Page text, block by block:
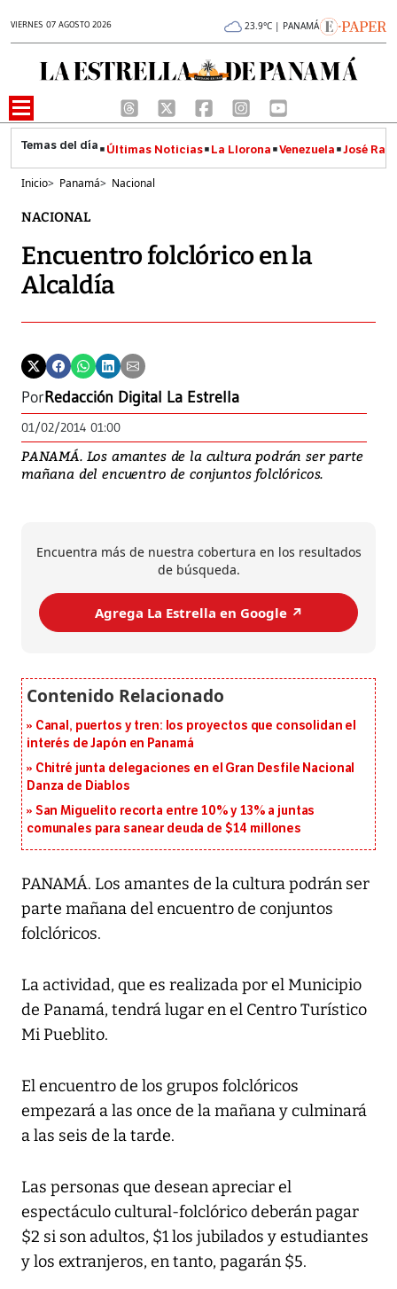
VIERNES 07 AGOSTO 2026 23.9°C | PANAMÁ
Últimas Noticias La Llorona Venezuela José
Inicio> Panamá> Nacional
NACIONAL
Encuentro folclórico en la
Alcaldía
PorRedacción Digital La Estrella
01/02/2014 01:00
PANAMÁ. Los amantes de la cultura podrán ser parte
mañana del encuentro de conjuntos folclóricos.
Encuentra más de nuestra cobertura en los resultados
de búsqueda.
Agrega La Estrella en Google ↗️
Canal, puertos y tren: los proyectos que consolidan el
interés de Japón en Panamá
Chitré junta delegaciones en el Gran Desfile Nacional
Danza de Diablos
San Miguelito recorta entre 10% y 13% a juntas
comunales para sanear deuda de $14 millones
PANAMÁ. Los amantes de la cultura podrán ser
parte mañana del encuentro de conjuntos
folclóricos.
La actividad, que es realizada por el Municipio
de Panamá, tendrá lugar en el Centro Turístico
Mi Pueblito.
El encuentro de los grupos folclóricos
empezará a las once de la mañana y culminará
a las seis de la tarde.
Las personas que desean apreciar el
espectáculo cultural-folclórico deberán pagar
$2 si son adultos, $1 los jubilados y estudiantes
y los extranjeros, en tanto, pagarán $5.